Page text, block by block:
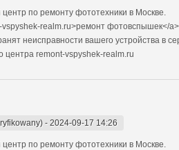
по ремонту фототехники в Москве.
realm.ru>ремонт фотовспышек</a>
неисправности вашего устройства в
центра remont-vspyshek-realm.ru
- 2024-09-17 14:26
по ремонту фототехники в Москве.